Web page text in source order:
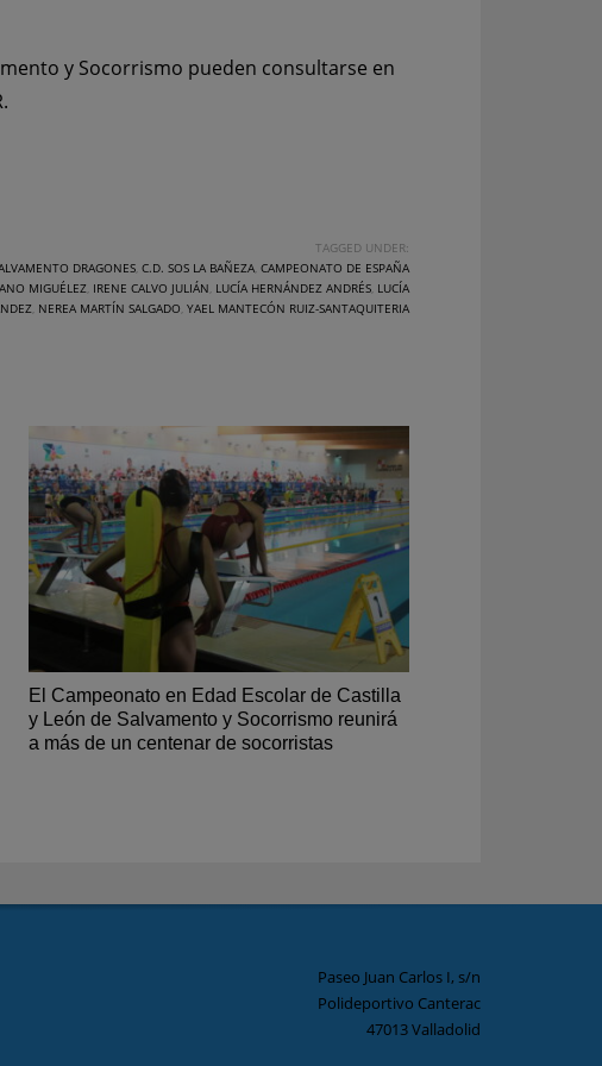
y Socorrismo pueden consultarse en
.
TAGGED UNDER:
DRAGONES C.D. SOS LA BAÑEZA CAMPEONATO DE ESPAÑA
MIGUÉLEZ IRENE CALVO JULIÁN LUCÍA HERNÁNDEZ ANDRÉS LUCÍA
NEREA MARTÍN SALGADO YAEL MANTECÓN RUIZ-SANTAQUITERIA
El Campeonato en Edad Escolar de Castilla
y León de Salvamento y Socorrismo reunirá
a más de un centenar de socorristas
Paseo Juan Carlos I, s/n
Polideportivo Canterac
47013 Valladolid